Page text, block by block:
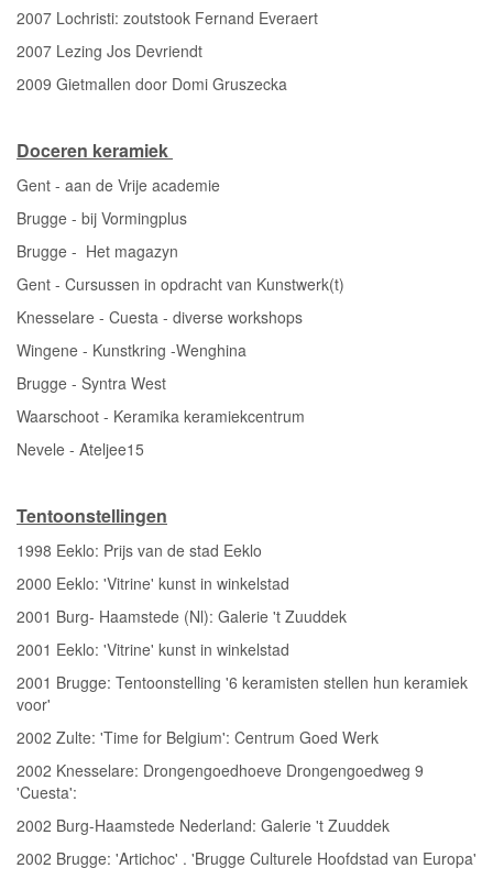
2007 Lochristi: zoutstook Fernand Everaert
2007 Lezing Jos Devriendt
2009 Gietmallen door Domi Gruszecka
Doceren keramiek
Gent - aan de Vrije academie
Brugge - bij Vormingplus
Brugge - Het magazyn
Gent - Cursussen in opdracht van Kunstwerk(t)
Knesselare - Cuesta - diverse workshops
Wingene - Kunstkring -Wenghina
Brugge - Syntra West
Waarschoot - Keramika keramiekcentrum
Nevele - Ateljee15
Tentoonstellingen
1998 Eeklo: Prijs van de stad Eeklo
2000 Eeklo: 'Vitrine' kunst in winkelstad
2001 Burg- Haamstede (Nl): Galerie 't Zuuddek
2001 Eeklo: 'Vitrine' kunst in winkelstad
2001 Brugge: Tentoonstelling '6 keramisten stellen hun keramiek
voor'
2002 Zulte: 'Time for Belgium': Centrum Goed Werk
2002 Knesselare: Drongengoedhoeve Drongengoedweg 9
'Cuesta':
2002 Burg-Haamstede Nederland: Galerie 't Zuuddek
2002 Brugge: 'Artichoc' . 'Brugge Culturele Hoofdstad van Europa'